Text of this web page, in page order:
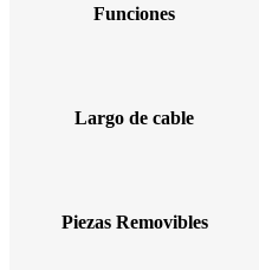
Funciones
Largo de cable
Piezas Removibles